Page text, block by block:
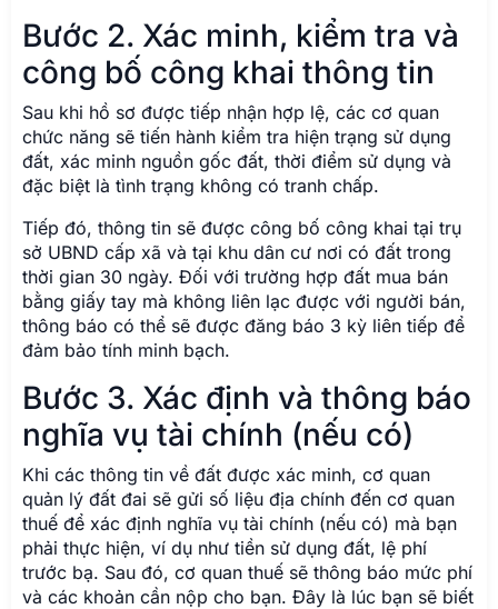
Bước 2. Xác minh, kiểm tra và
công bố công khai thông tin
Sau khi hồ sơ được tiếp nhận hợp lệ, các cơ quan
chức năng sẽ tiến hành kiểm tra hiện trạng sử dụng
đất, xác minh nguồn gốc đất, thời điểm sử dụng và
đặc biệt là tình trạng không có tranh chấp.
Tiếp đó, thông tin sẽ được công bố công khai tại trụ
sở UBND cấp xã và tại khu dân cư nơi có đất trong
thời gian 30 ngày. Đối với trường hợp đất mua bán
bằng giấy tay mà không liên lạc được với người bán,
thông báo có thể sẽ được đăng báo 3 kỳ liên tiếp để
đảm bảo tính minh bạch.
Bước 3. Xác định và thông báo
nghĩa vụ tài chính (nếu có)
Khi các thông tin về đất được xác minh, cơ quan
quản lý đất đai sẽ gửi số liệu địa chính đến cơ quan
thuế để xác định nghĩa vụ tài chính (nếu có) mà bạn
phải thực hiện, ví dụ như tiền sử dụng đất, lệ phí
trước bạ. Sau đó, cơ quan thuế sẽ thông báo mức phí
và các khoản cần nộp cho bạn. Đây là lúc bạn sẽ biết